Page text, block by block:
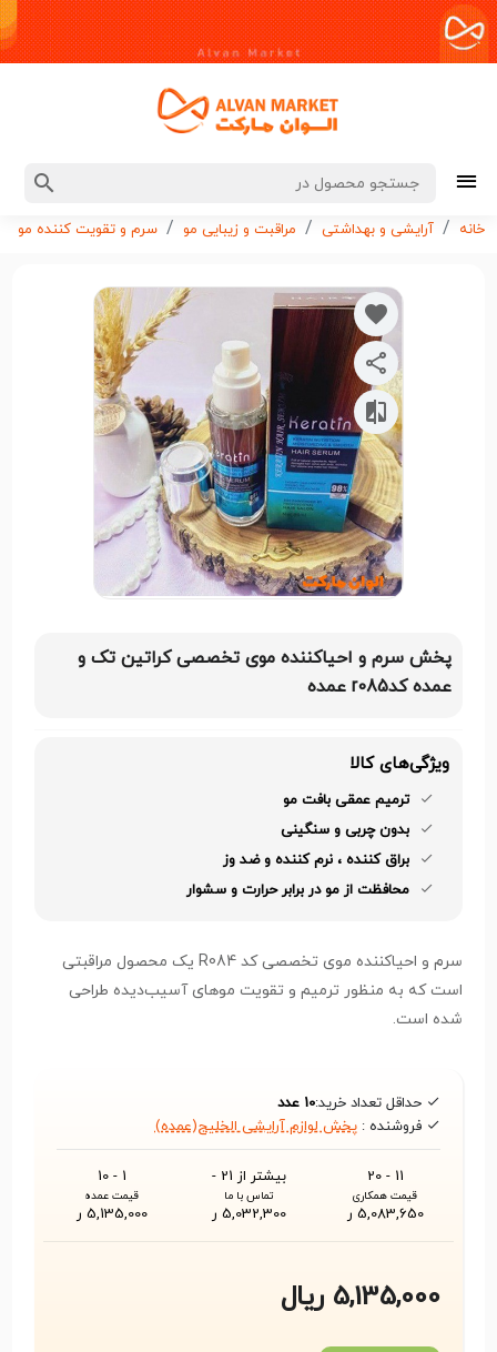
خانه آرایشی و بهداشتی مراقبت و زیبایی مو سرم و تقویت کننده مو
پخش سرم و احیاکننده موی تخصصی کراتین تک و
عمده کدr085 عمده
ویژگی‌های کالا
ترمیم عمقی بافت مو
بدون چربی و سنگینی
براق کننده ، نرم کننده و ضد وز
محافظت از مو در برابر حرارت و سشوار
سرم و احیاکننده موی تخصصی کد R084 یک محصول مراقبتی
است که به منظور ترمیم و تقویت موهای آسیب‌دیده طراحی
شده است.
حداقل تعداد خرید:10 عدد
فروشنده :پخش لوازم آرایشی الخلیج(عمده)
11 - 20
قیمت همکاری
5,083,650 ر
بیشتر از 21 -
تماس با ما
5,032,300 ر
1 - 10
قیمت عمده
5,135,000 ر
5,135,000 ریال